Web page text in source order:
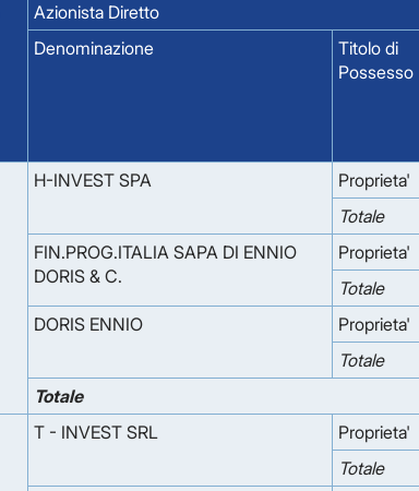
Azionista Diretto
Denominazione
Titolo di
Possesso
H-INVEST SPA Proprieta'
Totale
FIN.PROG.ITALIA SAPA DI ENNIO
DORIS & C.
Proprieta'
Totale
DORIS ENNIO
Proprieta'
Totale
Totale
T - INVEST SRL Proprieta'
Totale